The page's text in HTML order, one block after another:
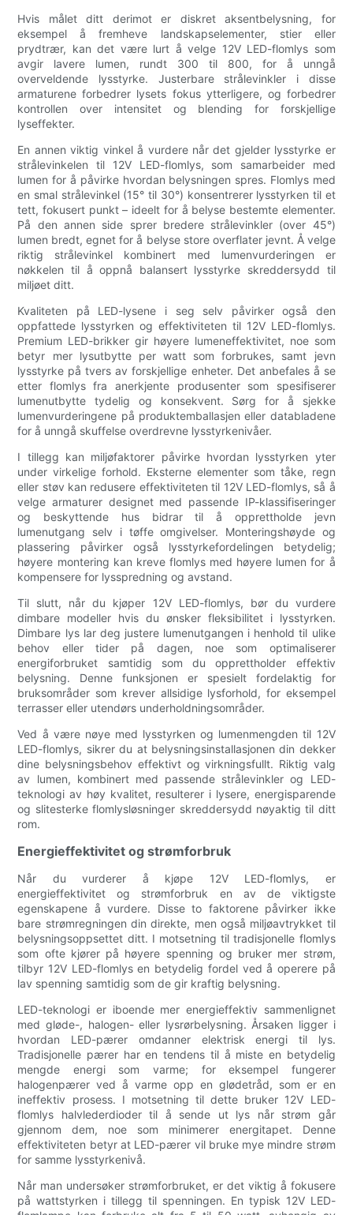
Hvis målet ditt derimot er diskret aksentbelysning, for
eksempel å fremheve landskapselementer, stier eller
prydtrær, kan det være lurt å velge 12V LED-flomlys som
avgir lavere lumen, rundt 300 til 800, for å unngå
overveldende lysstyrke. Justerbare strålevinkler i disse
armaturene forbedrer lysets fokus ytterligere, og forbedrer
kontrollen over intensitet og blending for forskjellige
lyseffekter.
En annen viktig vinkel å vurdere når det gjelder lysstyrke er
strålevinkelen til 12V LED-flomlys, som samarbeider med
lumen for å påvirke hvordan belysningen spres. Flomlys med
en smal strålevinkel (15° til 30°) konsentrerer lysstyrken til et
tett, fokusert punkt – ideelt for å belyse bestemte elementer.
På den annen side sprer bredere strålevinkler (over 45°)
lumen bredt, egnet for å belyse store overflater jevnt. Å velge
riktig strålevinkel kombinert med lumenvurderingen er
nøkkelen til å oppnå balansert lysstyrke skreddersydd til
miljøet ditt.
Kvaliteten på LED-lysene i seg selv påvirker også den
oppfattede lysstyrken og effektiviteten til 12V LED-flomlys.
Premium LED-brikker gir høyere lumeneffektivitet, noe som
betyr mer lysutbytte per watt som forbrukes, samt jevn
lysstyrke på tvers av forskjellige enheter. Det anbefales å se
etter flomlys fra anerkjente produsenter som spesifiserer
lumenutbytte tydelig og konsekvent. Sørg for å sjekke
lumenvurderingene på produktemballasjen eller databladene
for å unngå skuffelse overdrevne lysstyrkenivåer.
I tillegg kan miljøfaktorer påvirke hvordan lysstyrken yter
under virkelige forhold. Eksterne elementer som tåke, regn
eller støv kan redusere effektiviteten til 12V LED-flomlys, så å
velge armaturer designet med passende IP-klassifiseringer
og beskyttende hus bidrar til å opprettholde jevn
lumenutgang selv i tøffe omgivelser. Monteringshøyde og
plassering påvirker også lysstyrkefordelingen betydelig;
høyere montering kan kreve flomlys med høyere lumen for å
kompensere for lysspredning og avstand.
Til slutt, når du kjøper 12V LED-flomlys, bør du vurdere
dimbare modeller hvis du ønsker fleksibilitet i lysstyrken.
Dimbare lys lar deg justere lumenutgangen i henhold til ulike
behov eller tider på dagen, noe som optimaliserer
energiforbruket samtidig som du opprettholder effektiv
belysning. Denne funksjonen er spesielt fordelaktig for
bruksområder som krever allsidige lysforhold, for eksempel
terrasser eller utendørs underholdningsområder.
Ved å være nøye med lysstyrken og lumenmengden til 12V
LED-flomlys, sikrer du at belysningsinstallasjonen din dekker
dine belysningsbehov effektivt og virkningsfullt. Riktig valg
av lumen, kombinert med passende strålevinkler og LED-
teknologi av høy kvalitet, resulterer i lysere, energisparende
og slitesterke flomlysløsninger skreddersydd nøyaktig til ditt
rom.
Energieffektivitet og strømforbruk
Når du vurderer å kjøpe 12V LED-flomlys, er
energieffektivitet og strømforbruk en av de viktigste
egenskapene å vurdere. Disse to faktorene påvirker ikke
bare strømregningen din direkte, men også miljøavtrykket til
belysningsoppsettet ditt. I motsetning til tradisjonelle flomlys
som ofte kjører på høyere spenning og bruker mer strøm,
tilbyr 12V LED-flomlys en betydelig fordel ved å operere på
lav spenning samtidig som de gir kraftig belysning.
LED-teknologi er iboende mer energieffektiv sammenlignet
med gløde-, halogen- eller lysrørbelysning. Årsaken ligger i
hvordan LED-pærer omdanner elektrisk energi til lys.
Tradisjonelle pærer har en tendens til å miste en betydelig
mengde energi som varme; for eksempel fungerer
halogenpærer ved å varme opp en glødetråd, som er en
ineffektiv prosess. I motsetning til dette bruker 12V LED-
flomlys halvlederdioder til å sende ut lys når strøm går
gjennom dem, noe som minimerer energitapet. Denne
effektiviteten betyr at LED-pærer vil bruke mye mindre strøm
for samme lysstyrkenivå.
Når man undersøker strømforbruket, er det viktig å fokusere
på wattstyrken i tillegg til spenningen. En typisk 12V LED-